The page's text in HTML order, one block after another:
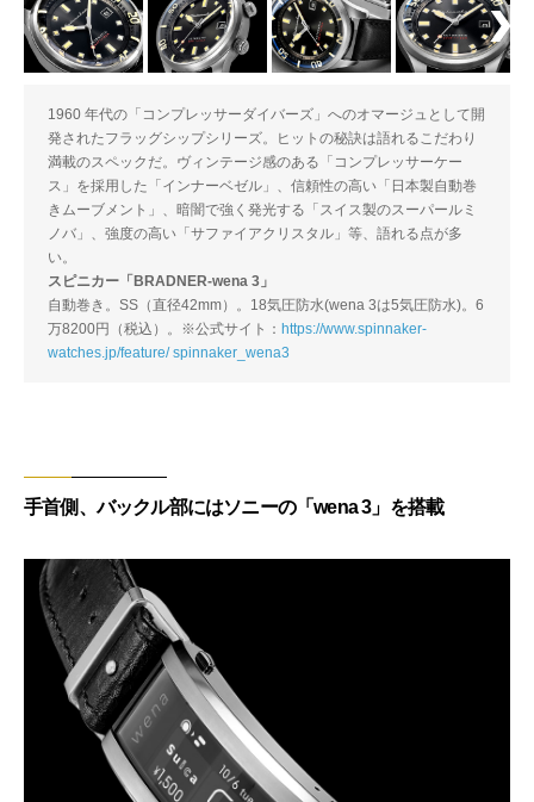
1960 年代の「コンプレッサーダイバーズ」へのオマージュとして開
発されたフラッグシップシリーズ。ヒットの秘訣は語れるこだわり
満載のスペックだ。ヴィンテージ感のある「コンプレッサーケー
ス」を採用した「インナーベゼル」、信頼性の高い「日本製自動巻
きムーブメント」、暗闇で強く発光する「スイス製のスーパールミ
ノバ」、強度の高い「サファイアクリスタル」等、語れる点が多
い。
スピニカー「BRADNER-wena 3」
自動巻き。SS（直径42mm）。18気圧防水(wena 3は5気圧防水)。6
万8200円（税込）。※公式サイト： https://www.spinnaker-
watches.jp/feature/ spinnaker_wena3
手首側、バックル部にはソニーの「wena 3」を搭載